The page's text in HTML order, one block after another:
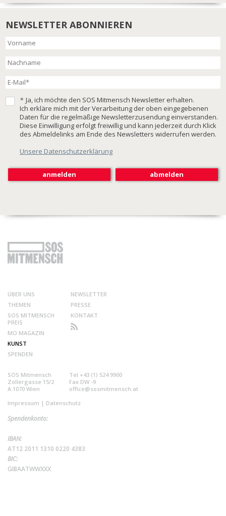
NEWSLETTER ABONNIEREN
* Ja, ich möchte den SOS Mitmensch Newsletter erhalten.
Ich erkläre mich mit der Verarbeitung der oben eingegebenen
Daten für die regelmäßige Newsletterzusendung einverstanden.
Diese Einwilligung erfolgt freiwillig und kann jederzeit durch Klick
des Abmeldelinks am Ende des Newsletters widerrufen werden.
Unsere Datenschutzerklärung
ÜBER UNS
THEMEN
SOS MITMENSCH
PREIS
MO MAGAZIN
KUNST
SPENDEN
NEWSLETTER
PRESSE
KONTAKT
SOS Mitmensch
Zollergasse 15/2
A 1070 Wien
Tel +43 (1) 524 9900
Fax DW -9
office@sosmitmensch.at
Impressum | Datenschutz
Spendenkonto:
IBAN:
AT12 2011 1310 0220 4383
BIC:
GIBAATWWXXX